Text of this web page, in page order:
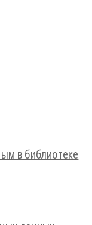
в библиотеке